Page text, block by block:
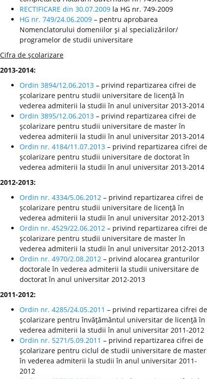
RECTIFICARE din 30.07.2009 la HG nr. 749-2009
HG nr. 749/24.06.2009 – pentru aprobarea
Nomenclatorului domeniilor şi al specializărilor/
programelor de studii universitare
Cifra de şcolarizare
2013-2014:
Ordin 3894/12.06.2013 – privind repartizarea cifrei de
şcolarizare pentru studii universitare de licenţă în
vederea admiterii la studii în anul universitar 2013-2014
Ordin 3895/12.06.2013 – privind repartizarea cifrei de
şcolarizare pentru studii universitare de master în
vederea admiterii la studii în anul universitar 2013-2014
Ordin nr. 4184/11.07.2013 – privind repartizarea cifrei de
şcolarizare pentru studii universitare de doctorat în
vederea admiterii la studii în anul universitar 2013-2014
2012-2013:
Ordin nr. 4334/5.06.2012 – privind repartizarea cifrei de
şcolarizare pentru studii universitare de licenţă în
vederea admiterii la studii în anul universitar 2012-2013
Ordin nr. 4529/22.06.2012 – privind repartizarea cifrei de
şcolarizare pentru studii universitare de master în
vederea admiterii la studii în anul universitar 2012-2013
Ordin nr. 4970/2.08.2012 – privind alocarea granturilor
doctorale în vederea admiterii la studii universitare de
doctorat în anul universitar 2012-2013
2011-2012:
Ordin nr. 4285/24.05.2011 – privind repartizarea cifrei de
şcolarizare pentru învăţământul universitar de licenţă în
vederea admiterii la studii în anul universitar 2011-2012
Ordin nr. 5271/5.09.2011 – privind repartizarea cifrei de
şcolarizare pentru ciclul de studii universitare de master
în vederea admiterii la studii în anul universitar 2011-
2012